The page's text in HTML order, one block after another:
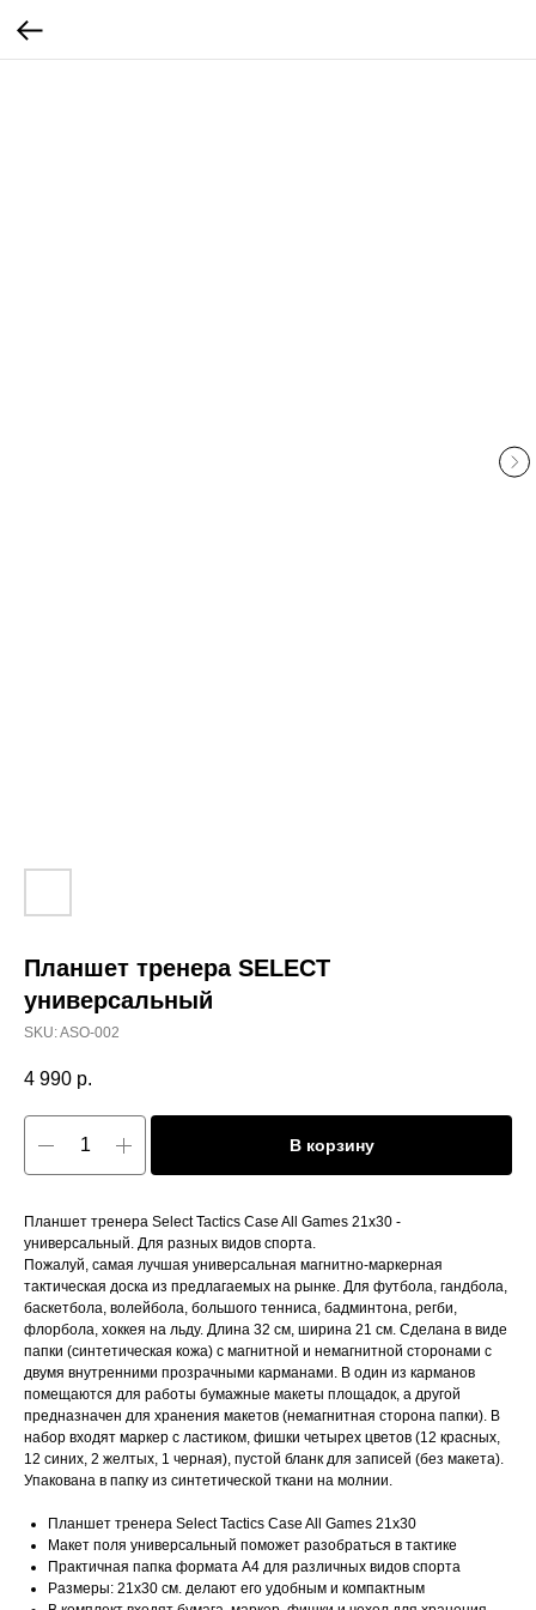
Планшет тренера SELECT
универсальный
SKU:ASO-002
4 990 р.
В корзину
Планшет тренера Select Tactics Сase All Games 21x30 -
универсальный. Для разных видов спорта.
Пожалуй, самая лучшая универсальная магнитно-маркерная
тактическая доска из предлагаемых на рынке. Для футбола, гандбола,
баскетбола, волейбола, большого тенниса, бадминтона, регби,
флорбола, хоккея на льду. Длина 32 см, ширина 21 см. Сделана в виде
папки (синтетическая кожа) с магнитной и немагнитной сторонами с
двумя внутренними прозрачными карманами. В один из карманов
помещаются для работы бумажные макеты площадок, а другой
предназначен для хранения макетов (немагнитная сторона папки). В
набор входят маркер с ластиком, фишки четырех цветов (12 красных,
12 синих, 2 желтых, 1 черная), пустой бланк для записей (без макета).
Упакована в папку из синтетической ткани на молнии.
Планшет тренера Select Tactics Сase All Games 21x30
Макет поля универсальный поможет разобраться в тактике
Практичная папка формата А4 для различных видов спорта
Размеры: 21х30 см. делают его удобным и компактным